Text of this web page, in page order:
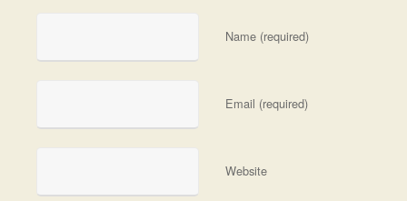
Name (required)
Email (required)
Website